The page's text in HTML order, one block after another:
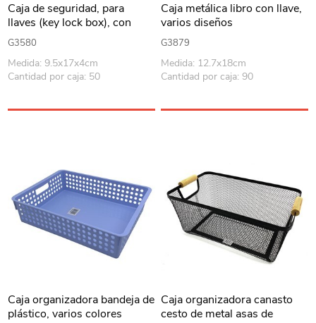
Caja de seguridad, para
llaves (key lock box), con
combinación, se puede
amurar a la pared o
enganchar, en caja
G3580
Medida: 9.5x17x4cm
Cantidad por caja: 50
Caja metálica libro con llave,
varios diseños
G3879
Medida: 12.7x18cm
Cantidad por caja: 90
Caja organizadora bandeja de
plástico, varios colores
Caja organizadora canasto
cesto de metal asas de